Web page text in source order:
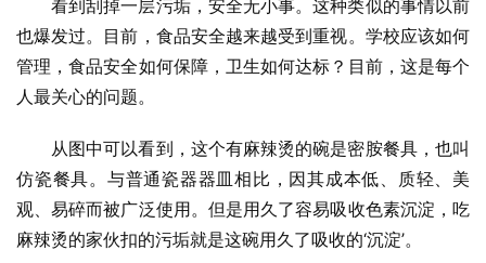
看到刮掉一层污垢，安全无小事。这种类似的事情以前
也爆发过。目前，食品安全越来越受到重视。学校应该如何
管理，食品安全如何保障，卫生如何达标？目前，这是每个
人最关心的问题。
从图中可以看到，这个有麻辣烫的碗是密胺餐具，也叫
仿瓷餐具。与普通瓷器器皿相比，因其成本低、质轻、美
观、易碎而被广泛使用。但是用久了容易吸收色素沉淀，吃
麻辣烫的家伙扣的污垢就是这碗用久了吸收的‘沉淀’。